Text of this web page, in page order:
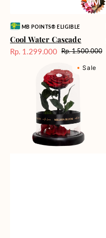
Vendor:MB POINTS® ELIGIBLE
Cool Water Cascade
Harga
Rp. 1.299.000 Harga
reguler
Rp. 1.500.000
Sale